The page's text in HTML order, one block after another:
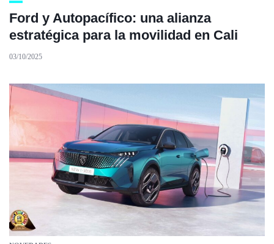
Ford y Autopacífico: una alianza
estratégica para la movilidad en Cali
03/10/2025